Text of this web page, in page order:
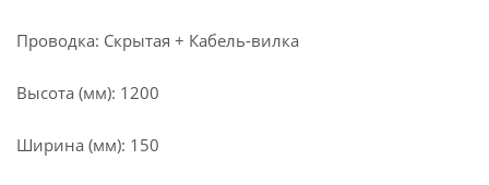
Проводка: Скрытая + Кабель-вилка
Высота (мм): 1200
Ширина (мм): 150